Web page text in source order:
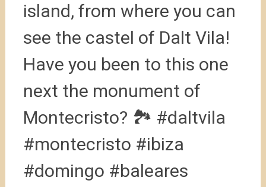
island, from where you can
see the castel of Dalt Vila!
Have you been to this one
next the monument of
Montecristo? 🏞 #daltvila
#montecristo #ibiza
#domingo #baleares